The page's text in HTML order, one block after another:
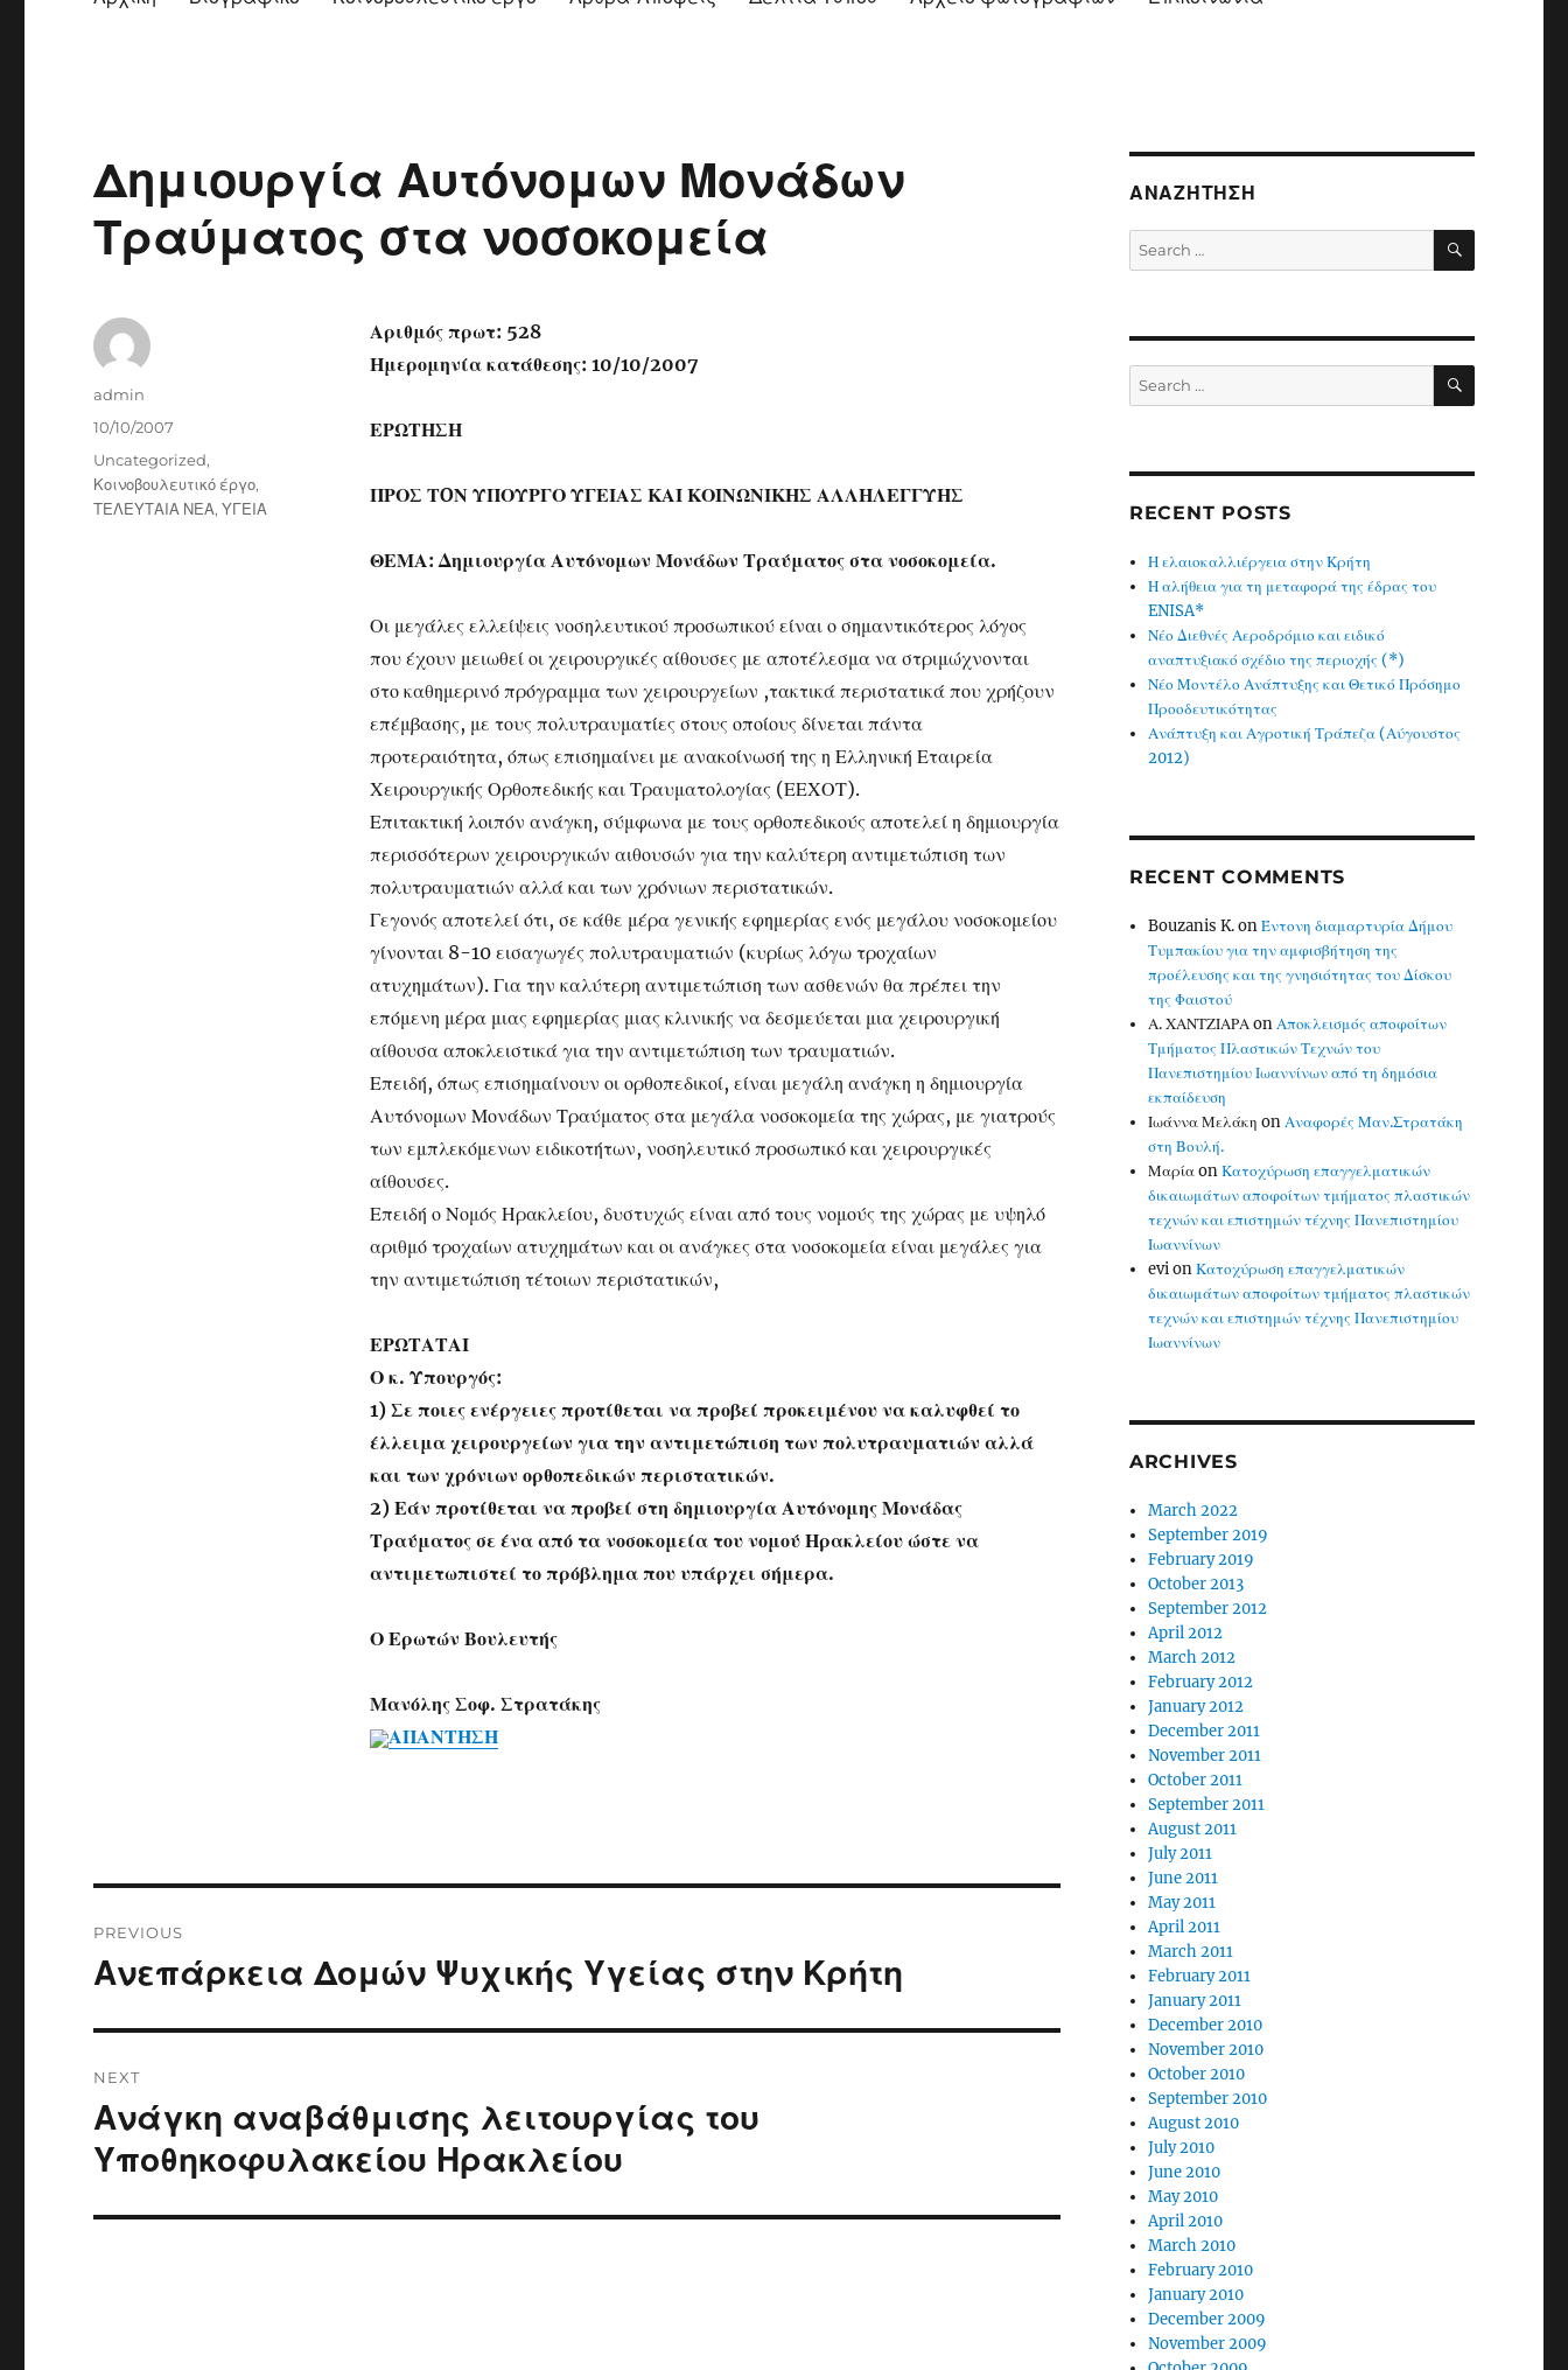
Δημιουργία Αυτόνομων Μονάδων
Τραύματος στα νοσοκομεία
Αριθμός πρωτ: 528
Ημερομηνία κατάθεσης: 10/10/2007
ΕΡΩΤΗΣΗ
ΠΡΟΣ ΤOΝ ΥΠΟΥΡΓΟ ΥΓΕΙΑΣ ΚΑΙ ΚΟΙΝΩΝΙΚΗΣ ΑΛΛΗΛΕΓΓΥΗΣ
ΘΕΜΑ: Δημιουργία Αυτόνομων Μονάδων Τραύματος στα νοσοκομεία.
Οι μεγάλες ελλείψεις νοσηλευτικού προσωπικού είναι ο σημαντικότερος λόγος
που έχουν μειωθεί οι χειρουργικές αίθουσες με αποτέλεσμα να στριμώχνονται
στο καθημερινό πρόγραμμα των χειρουργείων ,τακτικά περιστατικά που χρήζουν
επέμβασης, με τους πολυτραυματίες στους οποίους δίνεται πάντα
προτεραιότητα, όπως επισημαίνει με ανακοίνωσή της η Ελληνική Εταιρεία
Χειρουργικής Ορθοπεδικής και Τραυματολογίας (ΕΕΧΟΤ).
Επιτακτική λοιπόν ανάγκη, σύμφωνα με τους ορθοπεδικούς αποτελεί η δημιουργία
περισσότερων χειρουργικών αιθουσών για την καλύτερη αντιμετώπιση των
πολυτραυματιών αλλά και των χρόνιων περιστατικών.
Γεγονός αποτελεί ότι, σε κάθε μέρα γενικής εφημερίας ενός μεγάλου νοσοκομείου
γίνονται 8-10 εισαγωγές πολυτραυματιών (κυρίως λόγω τροχαίων
ατυχημάτων). Για την καλύτερη αντιμετώπιση των ασθενών θα πρέπει την
επόμενη μέρα μιας εφημερίας μιας κλινικής να δεσμεύεται μια χειρουργική
αίθουσα αποκλειστικά για την αντιμετώπιση των τραυματιών.
Επειδή, όπως επισημαίνουν οι ορθοπεδικοί, είναι μεγάλη ανάγκη η δημιουργία
Αυτόνομων Μονάδων Τραύματος στα μεγάλα νοσοκομεία της χώρας, με γιατρούς
των εμπλεκόμενων ειδικοτήτων, νοσηλευτικό προσωπικό και χειρουργικές
αίθουσες.
Επειδή ο Νομός Ηρακλείου, δυστυχώς είναι από τους νομούς της χώρας με υψηλό
αριθμό τροχαίων ατυχημάτων και οι ανάγκες στα νοσοκομεία είναι μεγάλες για
την αντιμετώπιση τέτοιων περιστατικών,
ΕΡΩΤΑΤΑΙ
Ο κ. Υπουργός:
1) Σε ποιες ενέργειες προτίθεται να προβεί προκειμένου να καλυφθεί το
έλλειμα χειρουργείων για την αντιμετώπιση των πολυτραυματιών αλλά
και των χρόνιων ορθοπεδικών περιστατικών.
2) Εάν προτίθεται να προβεί στη δημιουργία Αυτόνομης Μονάδας
Τραύματος σε ένα από τα νοσοκομεία του νομού Ηρακλείου ώστε να
αντιμετωπιστεί το πρόβλημα που υπάρχει σήμερα.
Ο Ερωτών Βουλευτής
Μανόλης Σοφ. Στρατάκης
ΑΠΑΝΤΗΣΗ
Author
admin
Posted
10/10/2007
Categories
Uncategorized,
Κοινοβουλευτικό έργο,
ΤΕΛΕΥΤΑΙΑ ΝΕΑ,ΥΓΕΙΑ
navigation
PREVIOUS
Previous
Ανεπάρκεια Δομών Ψυχικής Υγείας στην Κρήτη
NEXT
Next
post:
Ανάγκη αναβάθμισης λειτουργίας του
Υποθηκοφυλακείου Ηρακλείου
ΑΝΑΖΉΤΗΣΗ
Search
for:
SEARCH
Search
for:
SEARCH
RECENT POSTS
Η ελαιοκαλλιέργεια στην Κρήτη
Η αλήθεια για τη μεταφορά της έδρας του
ENISA*
Νέο Διεθνές Αεροδρόμιο και ειδικό
αναπτυξιακό σχέδιο της περιοχής (*)
Νέο Μοντέλο Ανάπτυξης και Θετικό Πρόσημο
Προοδευτικότητας
Ανάπτυξη και Αγροτική Τράπεζα (Αύγουστος
2012)
RECENT COMMENTS
Bouzanis K.onΈντονη διαμαρτυρία Δήμου
Τυμπακίου για την αμφισβήτηση της
προέλευσης και της γνησιότητας του Δίσκου
της Φαιστού
Α. ΧΑΝΤΖΙΑΡΑonΑποκλεισμός αποφοίτων
Τμήματος Πλαστικών Τεχνών του
Πανεπιστημίου Ιωαννίνων από τη δημόσια
εκπαίδευση
Ιωάννα Μελάκη onΑναφορές Μαν.Στρατάκη
στη Βουλή.
ΜαρίαonΚατοχύρωση επαγγελματικών
δικαιωμάτων αποφοίτων τμήματος πλαστικών
τεχνών και επιστημών τέχνης Πανεπιστημίου
Ιωαννίνων
evionΚατοχύρωση επαγγελματικών
δικαιωμάτων αποφοίτων τμήματος πλαστικών
τεχνών και επιστημών τέχνης Πανεπιστημίου
Ιωαννίνων
ARCHIVES
March 2022
September 2019
February 2019
October 2013
September 2012
April 2012
March 2012
February 2012
January 2012
December 2011
November 2011
October 2011
September 2011
August 2011
July 2011
June 2011
May 2011
April 2011
March 2011
February 2011
January 2011
December 2010
November 2010
October 2010
September 2010
August 2010
July 2010
June 2010
May 2010
April 2010
March 2010
February 2010
January 2010
December 2009
November 2009